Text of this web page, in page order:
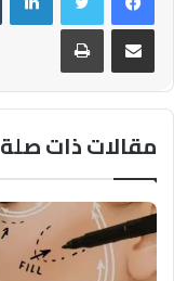
مشاركة عبر البريد طباعة
مقالات ذات صلة